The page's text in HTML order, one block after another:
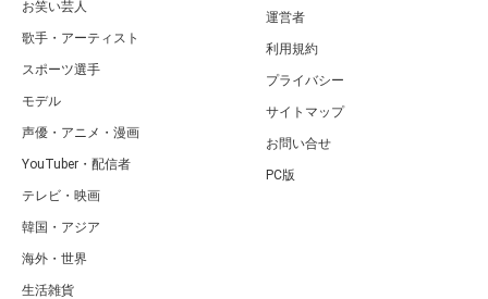
お笑い芸人
歌手・アーティスト
スポーツ選手
モデル
声優・アニメ・漫画
YouTuber・配信者
テレビ・映画
韓国・アジア
海外・世界
生活雑貨
運営者
利用規約
プライバシー
サイトマップ
お問い合せ
PC版